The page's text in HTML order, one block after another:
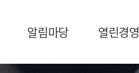
알림마당 열린경영